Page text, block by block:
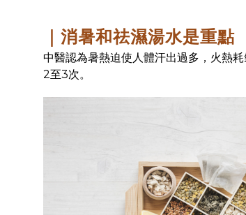
｜消暑和祛濕湯水是重點
中醫認為暑熱迫使人體汗出過多，火熱
2至3次。